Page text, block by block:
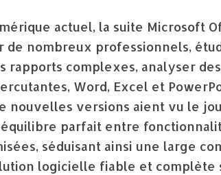
actuel, la suite Microsoft
de nombreux professionnels,
rapports complexes, analyser
Word, Excel et
nouvelles versions aient vu le
parfait entre
séduisant ainsi une large
logicielle fiable et complète